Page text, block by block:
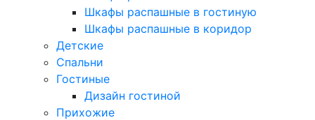
Шкафы распашные в гостиную
Шкафы распашные в коридор
Детские
Спальни
Гостиные
Дизайн гостиной
Прихожие